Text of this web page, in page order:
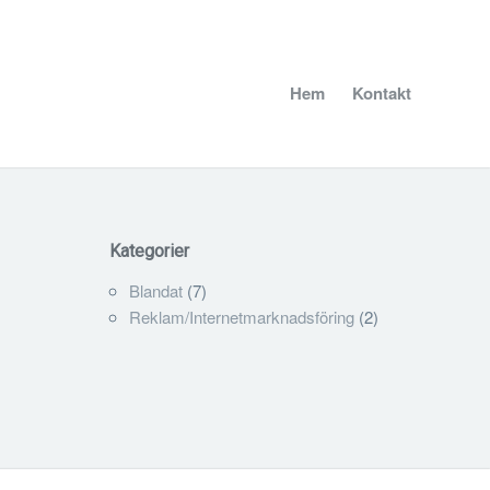
Hem Kontakt
Kategorier
Blandat (7)
Reklam/Internetmarknadsföring (2)